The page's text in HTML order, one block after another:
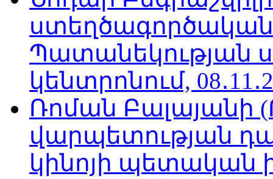
Պատանեկության
կենտրոնում,
Ռոման Բալայանի
վարպետության
կինոյի պետական